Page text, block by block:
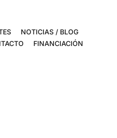
NOTICIAS / BLOG
FINANCIACIÓN